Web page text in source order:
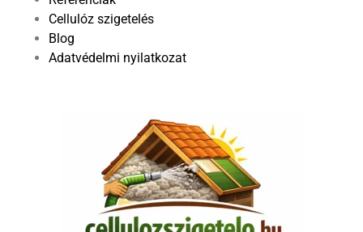
Cellulóz szigetelés
Blog
Adatvédelmi nyilatkozat